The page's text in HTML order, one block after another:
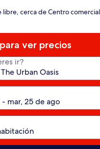
libre, cerca de Centro
ver precios
ir?